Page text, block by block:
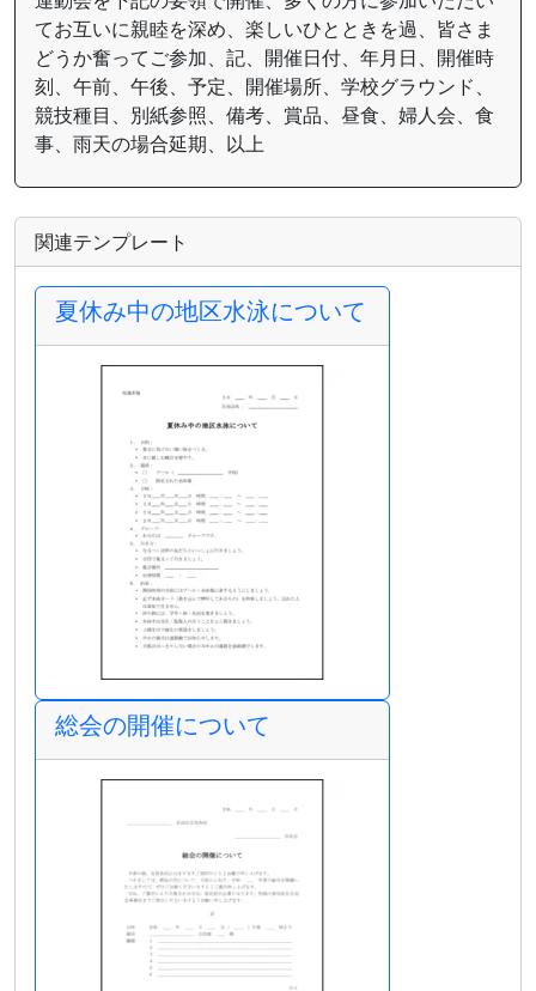
てお互いに親睦を深め、楽しいひとときを過、皆さま
どうか奮ってご参加、記、開催日付、年月日、開催時
刻、午前、午後、予定、開催場所、学校グラウンド、
競技種目、別紙参照、備考、賞品、昼食、婦人会、食
事、雨天の場合延期、以上
関連テンプレート
夏休み中の地区水泳について
総会の開催について